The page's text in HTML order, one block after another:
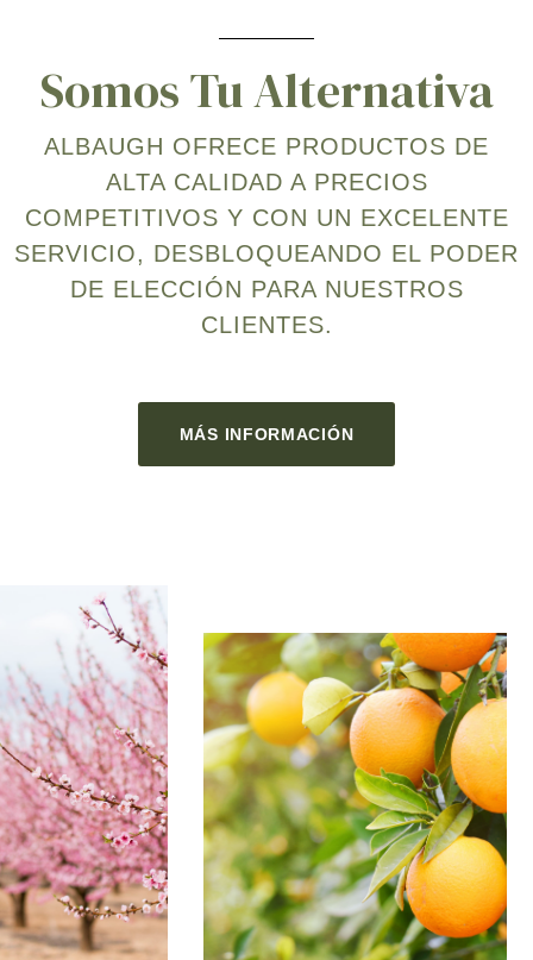
Somos Tu Alternativa
ALBAUGH OFRECE PRODUCTOS DE
ALTA CALIDAD A PRECIOS
COMPETITIVOS Y CON UN EXCELENTE
SERVICIO, DESBLOQUEANDO EL PODER
DE ELECCIÓN PARA NUESTROS
CLIENTES.
MÁS INFORMACIÓN